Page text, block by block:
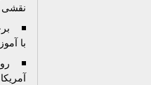
نقشی
با